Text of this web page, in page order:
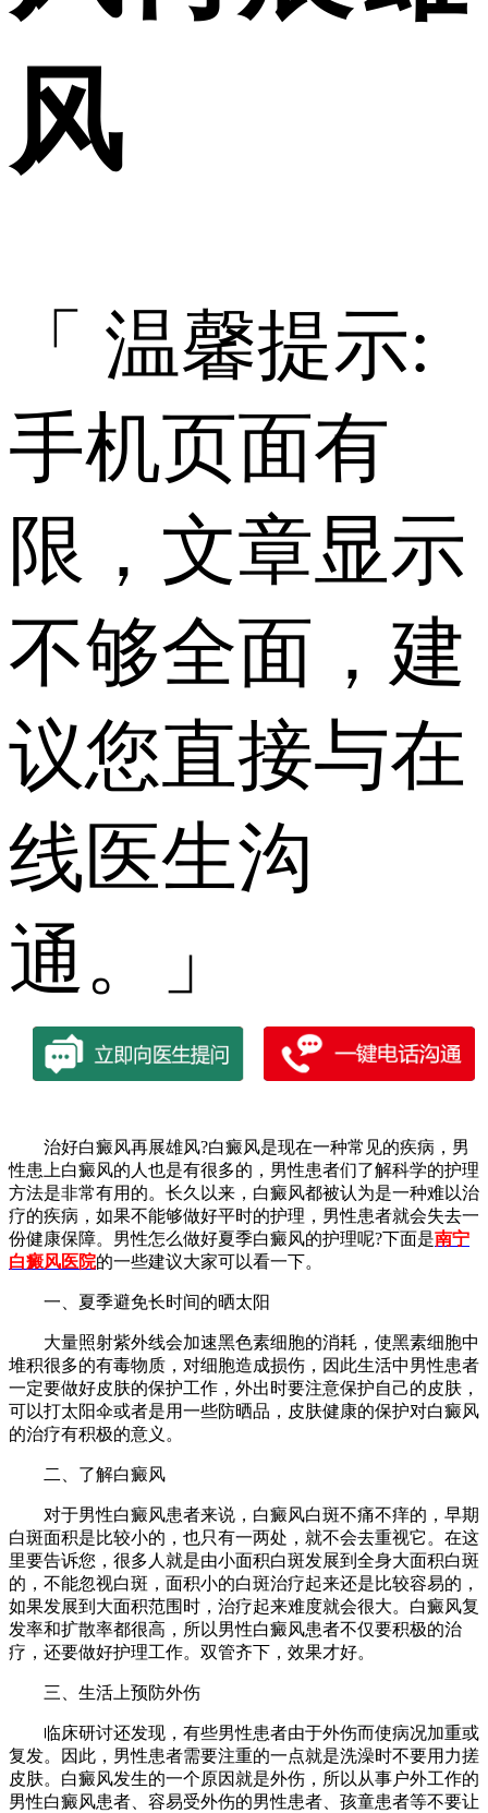
风
「 温馨提示:
手机页面有
限，文章显示
不够全面，建
议您直接与在
线医生沟
通。」
治好白癜风再展雄风?白癜风是现在一种常见的疾病，男
性患上白癜风的人也是有很多的，男性患者们了解科学的护理
方法是非常有用的。长久以来，白癜风都被认为是一种难以治
疗的疾病，如果不能够做好平时的护理，男性患者就会失去一
份健康保障。男性怎么做好夏季白癜风的护理呢?下面是南宁
白癜风医院的一些建议大家可以看一下。
一、夏季避免长时间的晒太阳
大量照射紫外线会加速黑色素细胞的消耗，使黑素细胞中
堆积很多的有毒物质，对细胞造成损伤，因此生活中男性患者
一定要做好皮肤的保护工作，外出时要注意保护自己的皮肤，
可以打太阳伞或者是用一些防晒品，皮肤健康的保护对白癜风
的治疗有积极的意义。
二、了解白癜风
对于男性白癜风患者来说，白癜风白斑不痛不痒的，早期
白斑面积是比较小的，也只有一两处，就不会去重视它。在这
里要告诉您，很多人就是由小面积白斑发展到全身大面积白斑
的，不能忽视白斑，面积小的白斑治疗起来还是比较容易的，
如果发展到大面积范围时，治疗起来难度就会很大。白癜风复
发率和扩散率都很高，所以男性白癜风患者不仅要积极的治
疗，还要做好护理工作。双管齐下，效果才好。
三、生活上预防外伤
临床研讨还发现，有些男性患者由于外伤而使病况加重或
复发。因此，男性患者需要注重的一点就是洗澡时不要用力搓
皮肤。白癜风发生的一个原因就是外伤，所以从事户外工作的
男性白癜风患者、容易受外伤的男性患者、孩童患者等不要让